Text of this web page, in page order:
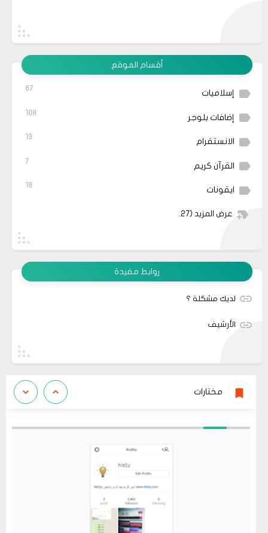
أقسام الموقع
إسلاميات 67
إضافات بلوجر 108
الانستقرام 13
القرآن كريم 7
ايقونات 18
عرض المزيد (27)
روابط مفيدة
لديك مشكلة ؟
الأرشيف
مختارات